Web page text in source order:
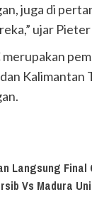
juga di
ujar
merupakan
Langsung Final
Vs Madura